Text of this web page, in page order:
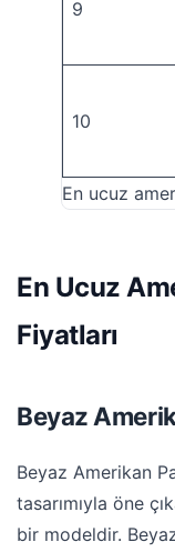
9
10
En ucuz
En Ucuz
Fiyatları
Beyaz
Beyaz Amerikan
tasarımıyla öne
bir modeldir.